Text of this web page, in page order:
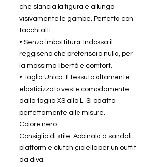
che slancia la figura e allunga
visivamente le gambe. Perfetta con
tacchi alti.
• Senza imbottitura: Indossa il
reggiseno che preferisci o nulla, per
la massima libertà e comfort.
• Taglia Unica: Il tessuto altamente
elasticizzato veste comodamente
dalla taglia XS alla L. Si adatta
perfettamente alle misure.
Colore nero.
Consiglio di stile: Abbinala a sandali
platform e clutch gioiello per un outfit
da diva.